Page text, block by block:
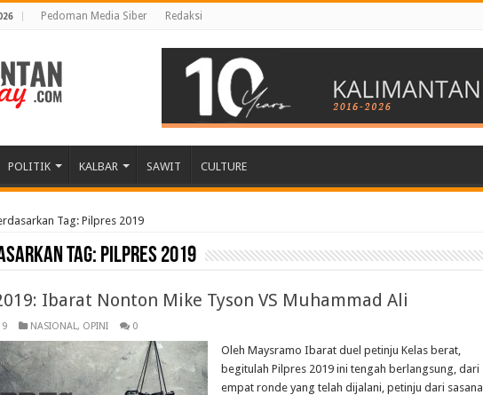
Pedoman Media Siber Redaksi
POLITIK KALBAR SAWIT CULTURE
Tag: Pilpres 2019
Tag: Pilpres 2019
Ibarat Nonton Mike Tyson VS Muhammad Ali
NASIONAL, OPINI 0
Oleh Maysramo Ibarat duel petinju Kelas berat,
begitulah Pilpres 2019 ini tengah berlangsung, dari
empat ronde yang telah dijalani, petinju dari sasana